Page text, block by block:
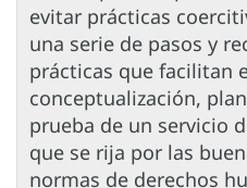
evitar prácticas
una serie de pasos y
prácticas que facilitan
conceptualización,
prueba de un servicio
que se rija por las
normas de derechos